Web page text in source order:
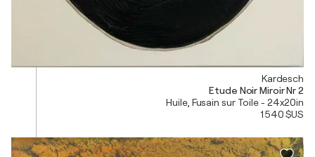
Kardesch
Etude Noir Miroir Nr 2
Huile, Fusain sur Toile - 24x20in
1 540 $US